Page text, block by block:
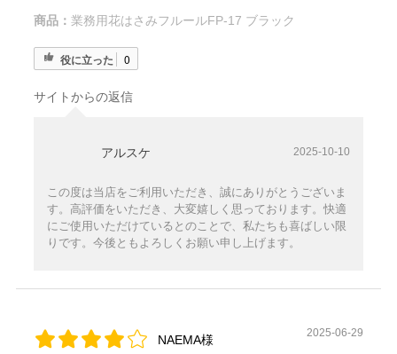
商品： 業務用花はさみフルールFP-17 ブラック
役に立った 0
サイトからの返信
アルスケ 2025-10-10
この度は当店をご利用いただき、誠にありがとうございま
す。高評価をいただき、大変嬉しく思っております。快適
にご使用いただけているとのことで、私たちも喜ばしい限
りです。今後ともよろしくお願い申し上げます。
NAEMA様 2025-06-29